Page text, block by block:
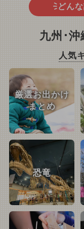
どん
九州･
人気
厳選お出かけ
まとめ
恐竜